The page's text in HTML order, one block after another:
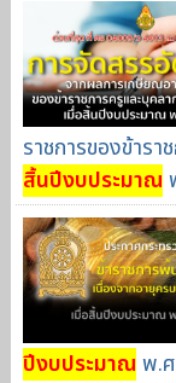
ราชการของข้าร
สิ้นปีงบประมาณ
ปีงบประมาณ พ.